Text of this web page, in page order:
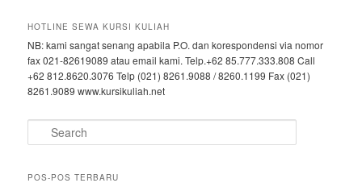
HOTLINE SEWA KURSI KULIAH
NB: kami sangat senang apabila P.O. dan korespondensi via nomor
fax 021-82619089 atau email kami. Telp.+62 85.777.333.808 Call
+62 812.8620.3076 Telp (021) 8261.9088 / 8260.1199 Fax (021)
8261.9089 www.kursikuliah.net
Search
POS-POS TERBARU